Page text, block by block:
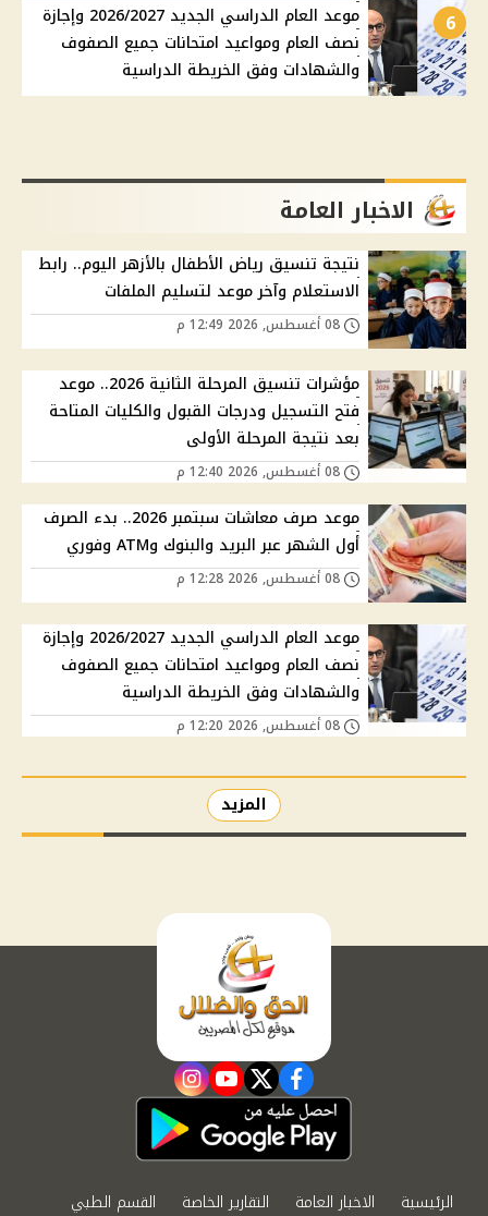
6
موعد العام الدراسي الجديد 2026/2027 وإجازة
نصف العام ومواعيد امتحانات جميع الصفوف
والشهادات وفق الخريطة الدراسية
الاخبار العامة
نتيجة تنسيق رياض الأطفال بالأزهر اليوم.. رابط
الاستعلام وآخر موعد لتسليم الملفات
مؤشرات تنسيق المرحلة الثانية 2026.. موعد
فتح التسجيل ودرجات القبول والكليات المتاحة
بعد نتيجة المرحلة الأولى
موعد صرف معاشات سبتمبر 2026.. بدء الصرف
أول الشهر عبر البريد والبنوك وATM وفوري
موعد العام الدراسي الجديد 2026/2027 وإجازة
نصف العام ومواعيد امتحانات جميع الصفوف
والشهادات وفق الخريطة الدراسية
المزيد
facebook
twitter
youtube
instagram
الرئيسية الاخبار العامة التقارير الخاصة القسم الطبي